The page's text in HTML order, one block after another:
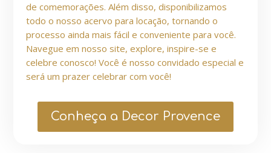
de comemorações. Além disso, disponibilizamos
todo o nosso acervo para locação, tornando o
processo ainda mais fácil e conveniente para você.
Navegue em nosso site, explore, inspire-se e
celebre conosco! Você é nosso convidado especial e
será um prazer celebrar com você!
Conheça a Decor Provence